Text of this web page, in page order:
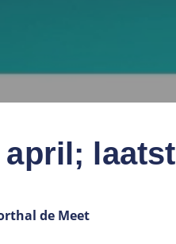
april;
de Meet